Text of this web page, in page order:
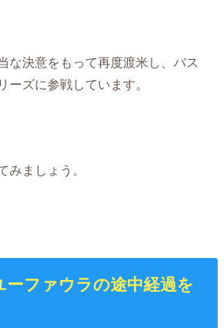
な決意をもって再度渡米し、バス
ーズに参戦しています。
みましょう。
ーファウラの途中経過を